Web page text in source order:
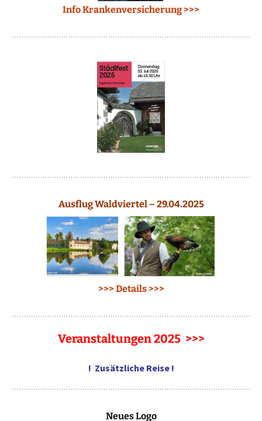
Info Krankenversicherung >>>
Ausflug Waldviertel – 29.04.2025
>>> Details >>>
Veranstaltungen 2025 >>>
! Zusätzliche Reise !
Neues Logo